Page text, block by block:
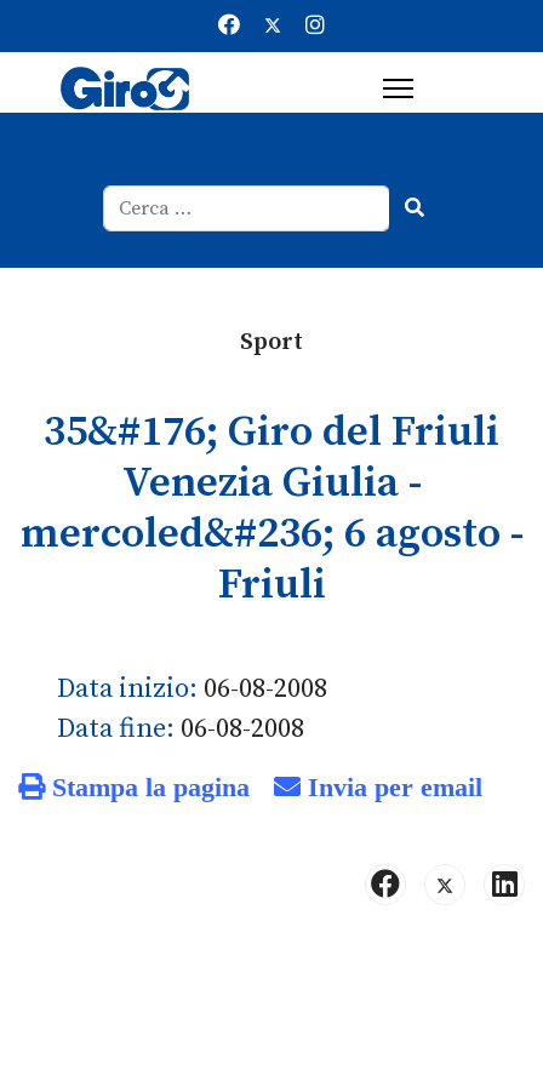
Sport
35&#176; Giro del Friuli
Venezia Giulia -
mercoled&#236; 6 agosto -
Friuli
Data inizio: 06-08-2008
Data fine: 06-08-2008
Stampa la pagina Invia per email